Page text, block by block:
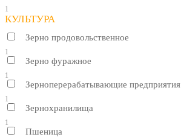
1
КУЛЬТУРА
Зерно продовольственное
1
Зерно фуражное
1
Зерноперерабатывающие предприятия
1
Зернохранилища
1
Пшеница